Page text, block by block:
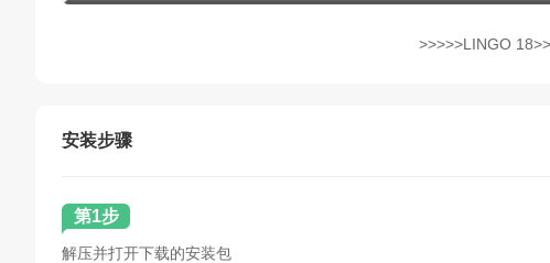
>>>>>LINGO
安装步骤
第1步
解压并打开下载的安装包